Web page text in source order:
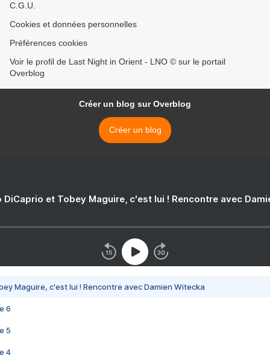
C.G.U.
Cookies et données personnelles
Préférences cookies
Voir le profil de Last Night in Orient - LNO © sur le portail
Overblog
Créer un blog sur Overblog
Créer un blog
DiCaprio et Tobey Maguire, c'est lui ! Rencontre avec
Maguire, c'est lui ! Rencontre avec Damien Witecka
6
5
4